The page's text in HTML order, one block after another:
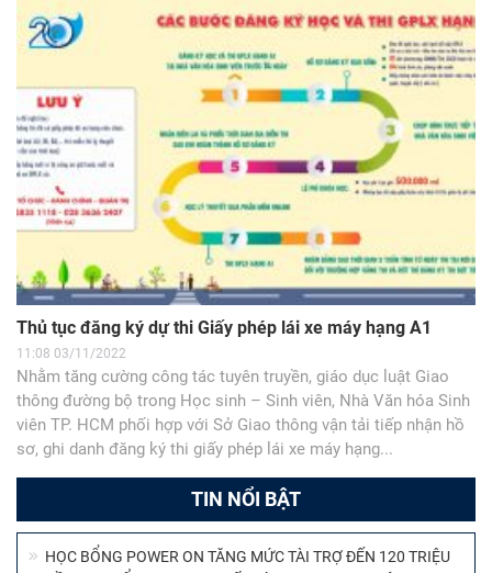
Thủ tục đăng ký dự thi Giấy phép lái xe máy hạng A1
11:08 03/11/2022
Nhằm tăng cường công tác tuyên truyền, giáo dục luật Giao
thông đường bộ trong Học sinh – Sinh viên, Nhà Văn hóa Sinh
viên TP. HCM phối hợp với Sở Giao thông vận tải tiếp nhận hồ
sơ, ghi danh đăng ký thi giấy phép lái xe máy hạng...
TIN NỔI BẬT
HỌC BỔNG POWER ON TĂNG MỨC TÀI TRỢ ĐẾN 120 TRIỆU